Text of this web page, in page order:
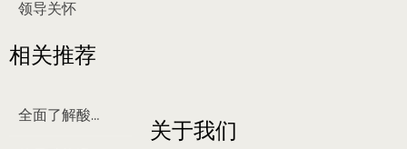
领导关怀
关于我们
相关推荐
全面了解酸梅汤